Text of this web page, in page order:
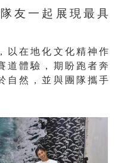
友一起展現最具
以在地化文化精神作
道體驗，期盼跑者奔
自然，並與團隊攜手